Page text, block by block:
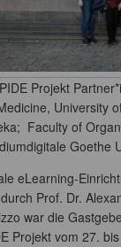
Projekt
University
Faculty of
Goethe
eLearning-
Prof. Dr.
war die
Projekt vom 27.